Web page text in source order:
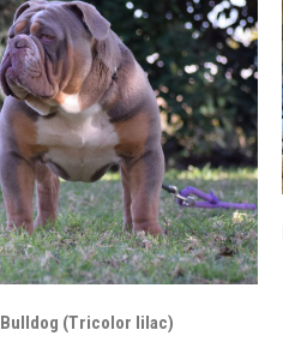
(Tricolor lilac)